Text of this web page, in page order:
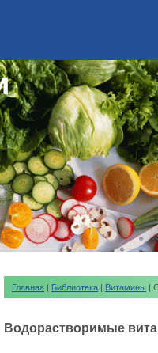
Главная | Библиотека | Витамины |
Водорастворимые